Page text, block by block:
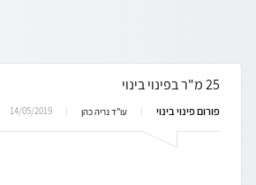
25 מ"ר בפינוי בינוי
פורום פינוי בינוי עו"ד נריה כהן 14/05/2019